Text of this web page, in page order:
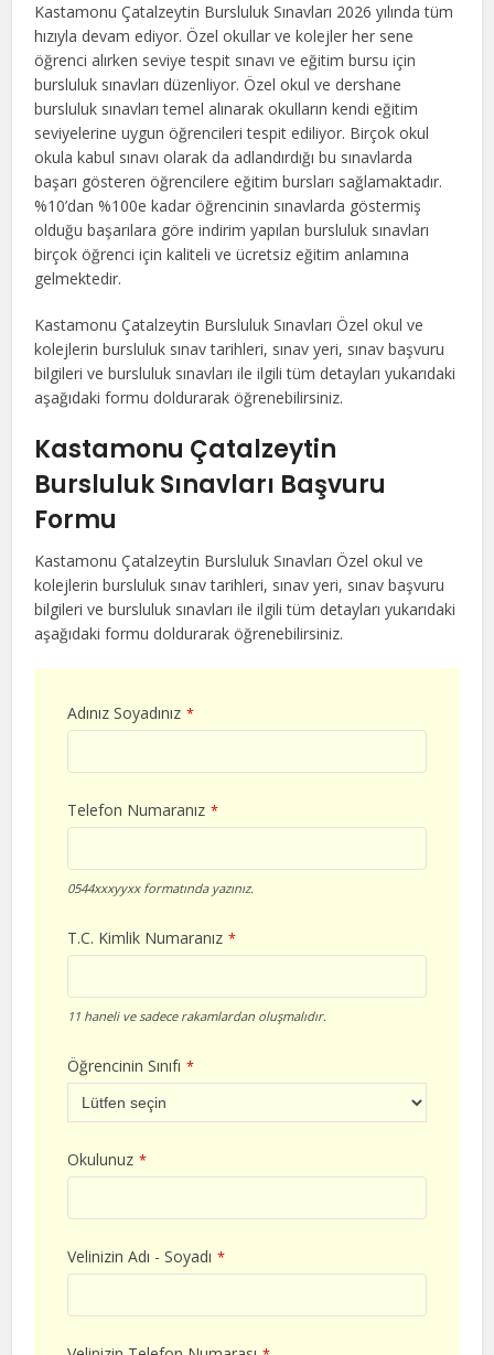
Kastamonu Çatalzeytin Bursluluk Sınavları 2026 yılında tüm
hızıyla devam ediyor. Özel okullar ve kolejler her sene
öğrenci alırken seviye tespit sınavı ve eğitim bursu için
bursluluk sınavları düzenliyor. Özel okul ve dershane
bursluluk sınavları temel alınarak okulların kendi eğitim
seviyelerine uygun öğrencileri tespit ediliyor. Birçok okul
okula kabul sınavı olarak da adlandırdığı bu sınavlarda
başarı gösteren öğrencilere eğitim bursları sağlamaktadır.
%10’dan %100e kadar öğrencinin sınavlarda göstermiş
olduğu başarılara göre indirim yapılan bursluluk sınavları
birçok öğrenci için kaliteli ve ücretsiz eğitim anlamına
gelmektedir.
Kastamonu Çatalzeytin Bursluluk Sınavları Özel okul ve
kolejlerin bursluluk sınav tarihleri, sınav yeri, sınav başvuru
bilgileri ve bursluluk sınavları ile ilgili tüm detayları yukarıdaki
aşağıdaki formu doldurarak öğrenebilirsiniz.
Kastamonu Çatalzeytin
Bursluluk Sınavları Başvuru
Formu
Kastamonu Çatalzeytin Bursluluk Sınavları Özel okul ve
kolejlerin bursluluk sınav tarihleri, sınav yeri, sınav başvuru
bilgileri ve bursluluk sınavları ile ilgili tüm detayları yukarıdaki
aşağıdaki formu doldurarak öğrenebilirsiniz.
Adınız Soyadınız *
Telefon Numaranız *
0544xxxyyxx formatında yazınız.
T.C. Kimlik Numaranız *
11 haneli ve sadece rakamlardan oluşmalıdır.
Öğrencinin Sınıfı *
Okulunuz *
Velinizin Adı - Soyadı *